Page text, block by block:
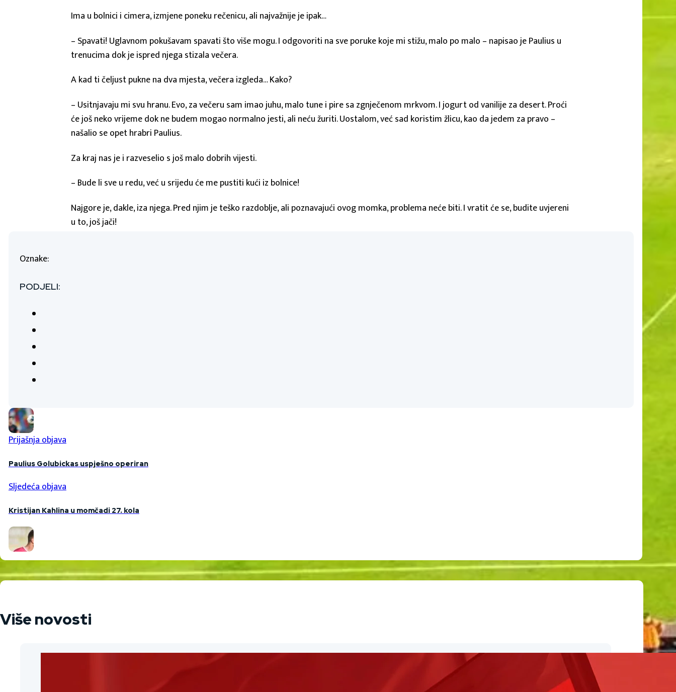
Ima u bolnici i cimera, izmjene poneku rečenicu, ali najvažnije je ipak…
– Spavati! Uglavnom pokušavam spavati što više mogu. I odgovoriti na sve poruke koje mi stižu, malo po malo – napisao je Paulius u
trenucima dok je ispred njega stizala večera.
A kad ti čeljust pukne na dva mjesta, večera izgleda… Kako?
– Usitnjavaju mi svu hranu. Evo, za večeru sam imao juhu, malo tune i pire sa zgnječenom mrkvom. I jogurt od vanilije za desert. Proći
će još neko vrijeme dok ne budem mogao normalno jesti, ali neću žuriti. Uostalom, već sad koristim žlicu, kao da jedem za pravo –
našalio se opet hrabri Paulius.
Za kraj nas je i razveselio s još malo dobrih vijesti.
– Bude li sve u redu, već u srijedu će me pustiti kući iz bolnice!
Najgore je, dakle, iza njega. Pred njim je teško razdoblje, ali poznavajući ovog momka, problema neće biti. I vratit će se, budite uvjereni
u to, još jači!
Oznake:
PODJELI:
Prijašnja objava
Paulius Golubickas uspješno operiran
Sljedeća objava
Kristijan Kahlina u momčadi 27. kola
Više novosti